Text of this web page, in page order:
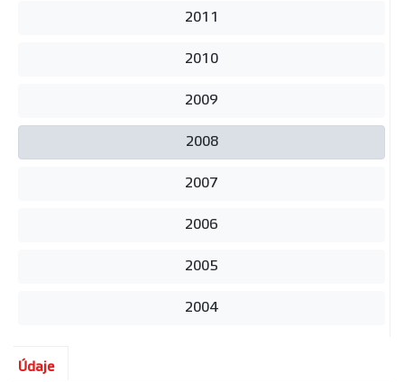
2011
2010
2009
2008
2007
2006
2005
2004
Údaje